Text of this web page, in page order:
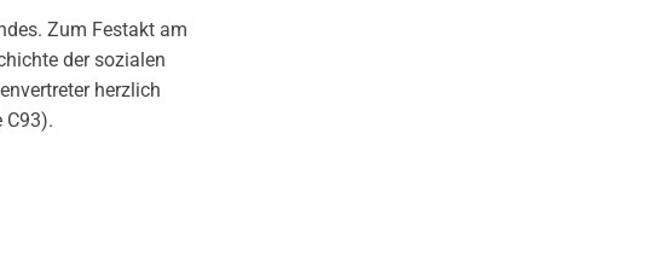
Zum Festakt am
der sozialen
herzlich
C93).